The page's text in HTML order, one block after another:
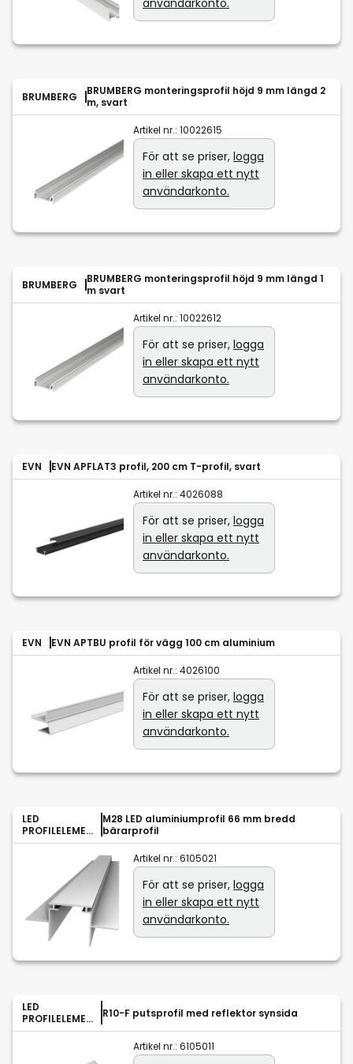
användarkonto.
BRUMBERG
BRUMBERG monteringsprofil höjd 9 mm längd 2
m, svart
Artikel nr.: 10022615
För att se priser, logga
in eller skapa ett nytt
användarkonto.
BRUMBERG
BRUMBERG monteringsprofil höjd 9 mm längd 1
m svart
Artikel nr.: 10022612
För att se priser, logga
in eller skapa ett nytt
användarkonto.
EVN EVN APFLAT3 profil, 200 cm T-profil, svart
Artikel nr.: 4026088
För att se priser, logga
in eller skapa ett nytt
användarkonto.
EVN EVN APTBU profil för vägg 100 cm aluminium
Artikel nr.: 4026100
För att se priser, logga
in eller skapa ett nytt
användarkonto.
LED
PROFILELEMEN
T GMBH
M28 LED aluminiumprofil 66 mm bredd
bärarprofil
Artikel nr.: 6105021
För att se priser, logga
in eller skapa ett nytt
användarkonto.
LED
PROFILELEMEN
T GMBH
R10-F putsprofil med reflektor synsida
Artikel nr.: 6105011